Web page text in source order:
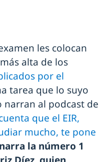
les colocan
alta de los
por el
tarea que lo suyo
narran al podcast de
que el EIR,
mucho, te pone
narra la número 1